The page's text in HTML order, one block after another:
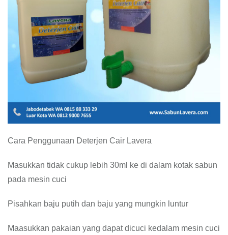
Cara Penggunaan Deterjen Cair Lavera
Masukkan tidak cukup lebih 30ml ke di dalam kotak sabun
pada mesin cuci
Pisahkan baju putih dan baju yang mungkin luntur
Maasukkan pakaian yang dapat dicuci kedalam mesin cuci